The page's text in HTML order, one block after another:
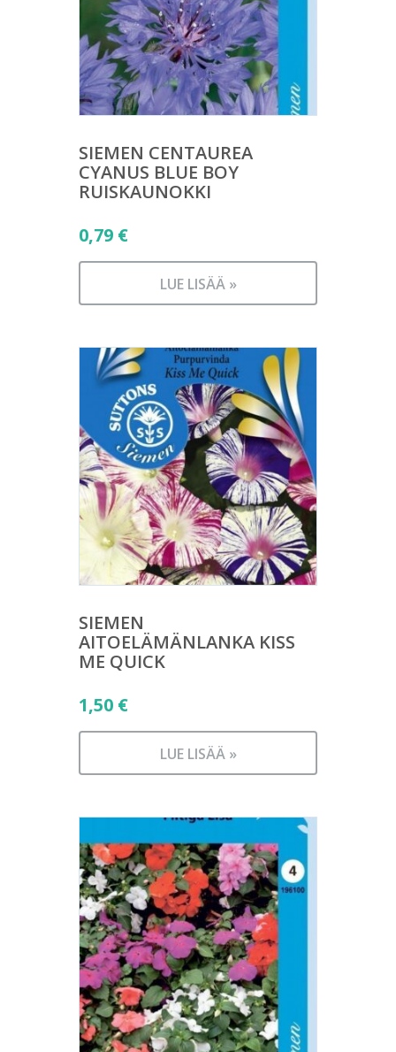
SIEMEN CENTAUREA
CYANUS BLUE BOY
RUISKAUNOKKI
0,79 €
LUE LISÄÄ »
SIEMEN
AITOELÄMÄNLANKA KISS
ME QUICK
1,50 €
LUE LISÄÄ »